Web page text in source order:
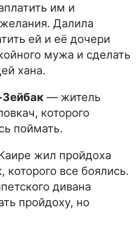
им и
Далила
ей и её дочери
мужа и сделать
хана.
Зейбак — житель
которого
поймать.
жил пройдоха
которого все боялись.
дивана
пройдоху, но